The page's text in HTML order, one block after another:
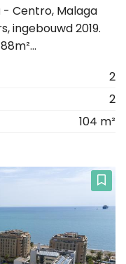
Centro, Malaga
ingebouwd 2019.
2
2
104 m²